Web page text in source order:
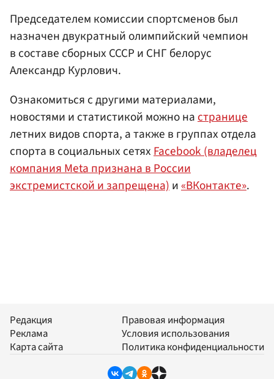
Председателем комиссии спортсменов был
назначен двукратный олимпийский чемпион
в составе сборных СССР и СНГ белорус
Александр Курлович.
Ознакомиться с другими материалами,
новостями и статистикой можно на странице
летних видов спорта, а также в группах отдела
спорта в социальных сетях Facebook (владелец
компания Meta признана в России
экстремистской и запрещена) и«ВКонтакте».
Редакция
Реклама
Карта сайта
Правовая информация
Условия использования
Политика конфиденциальности